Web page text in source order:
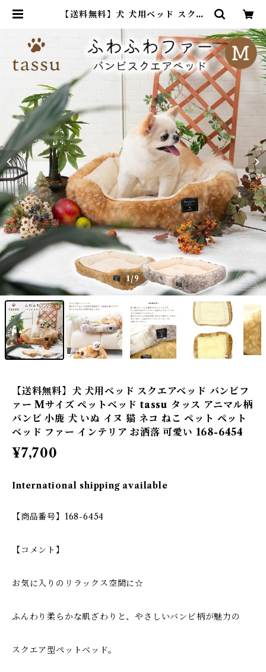
【送料無料】犬 犬用ベッド スクエ
ットベッド tassu タッス アニマル
柄 バンビ 小鹿 犬 いぬ イヌ 猫 ネコ
ねこ ペット ペットベッド ファー イ
ンテリア お洒落 可愛い 168-6454
| DearKM ❤︎フレンチブルドック
1/9
【送料無料】犬 犬用ベッド スクエアベッド バンビフ
ァー Mサイズ ペットベッド tassu タッス アニマル柄
バンビ 小鹿 犬 いぬ イヌ 猫 ネコ ねこ ペット ペット
ベッド ファー インテリア お洒落 可愛い 168-6454
¥7,700
International shipping available
【商品番号】168-6454
【コメント】
お気に入りのリラックス空間に☆
ふんわり柔らかな肌ざわりと、やさしいバンビ柄が魅力の
スクエア型ペットベッド。